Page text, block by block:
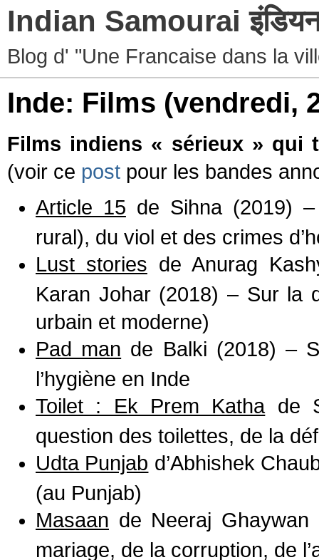
Indian Samourai इंडियन
Blog d' "Une Francaise dans la
Inde: Films (vendredi,
Films indiens « sérieux » qui
(voir ce post pour les bandes
Article 15 de Sihna (2019)
rural), du viol et des crimes
Lust stories de Anurag
Karan Johar (2018) – Sur la
urbain et moderne)
Pad man de Balki (2018) –
l’hygiène en Inde
Toilet : Ek Prem Kathade
question des toilettes, de la
Udta Punjab d’Abhishek
(au Punjab)
Masaan de Neeraj
mariage, de la corruption, de